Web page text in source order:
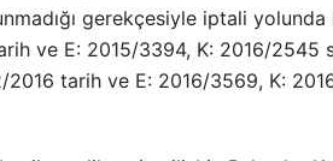
gerekçesiyle iptali yolunda
ve E: 2015/3394, K: 2016/2545
tarih ve E: 2016/3569, K: